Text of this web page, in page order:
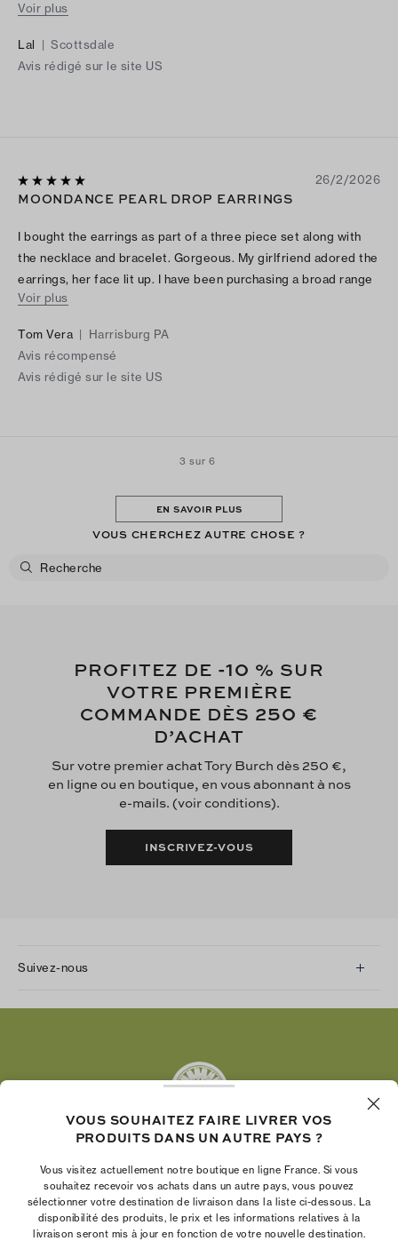
was so fun . I was going to buy a few pieces but left just
Voir plus
Lal | Scottsdale
Avis rédigé sur le site US
26/2/2026
MOONDANCE PEARL DROP EARRINGS
I bought the earrings as part of a three piece set along with
the necklace and bracelet. Gorgeous. My girlfriend adored the
earrings, her face lit up. I have been purchasing a broad range
of goods from Tory Burch over the last year...you gals have
present I have bought has been a winner.
Voir plus
Tom Vera | Harrisburg PA
Avis récompensé
Avis rédigé sur le site US
3 sur 6
EN SAVOIR PLUS
VOUS CHERCHEZ AUTRE CHOSE ?
PROFITEZ DE -10 % SUR
VOTRE PREMIÈRE
COMMANDE DÈS 250 €
D’ACHAT
Sur votre premier achat Tory Burch dès 250 €,
en ligne ou en boutique, en vous abonnant à nos
e-mails. (voir conditions).
INSCRIVEZ-VOUS
Suivez-nous
Pinterest
La Fondation Tory Burch renforce le pouvoir
économique des femmes en aidant les
entrepreneures à créer des entreprises pérennes
VOUS SOUHAITEZ FAIRE LIVRER VOS
PRODUITS DANS UN AUTRE PAYS ?
Vous visitez actuellement notre boutique en ligne France. Si vous
souhaitez recevoir vos achats dans un autre pays, vous pouvez
sélectionner votre destination de livraison dans la liste ci-dessous. La
disponibilité des produits, le prix et les informations relatives à la
livraison seront mis à jour en fonction de votre nouvelle destination.